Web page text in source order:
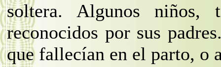
soltera. Algunos niños,
reconocidos por sus
que fallecían en el parto, o